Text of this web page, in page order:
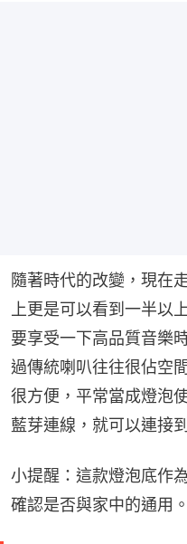
隨著時代的改變，現在
上更是可以看到一半以
要享受一下高品質音樂
過傳統喇叭往往很佔空
很方便，平常當成燈泡
藍芽連線，就可以連接
小提醒：這款燈泡底作
確認是否與家中的通用。